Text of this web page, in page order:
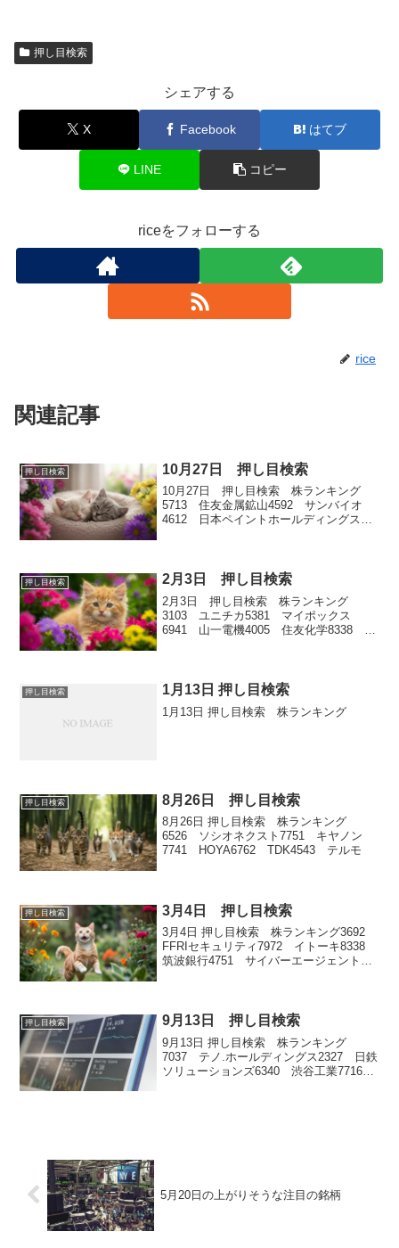
押し目検索
シェアする
X Facebook はてブ
LINE コピー
riceをフォローする
rice
関連記事
押し目検索 10月27日 押し目検索
10月27日 押し目検索 株ランキング
5713 住友金属鉱山4592 サンバイオ
4612 日本ペイントホールディングス
押し目検索 2月3日 押し目検索
2月3日 押し目検索 株ランキング
3103 ユニチカ5381 マイポックス
6941 山一電機4005 住友化学8338 筑
押し目検索 1月13日 押し目検索
1月13日 押し目検索 株ランキング
押し目検索 8月26日 押し目検索
8月26日 押し目検索 株ランキング
6526 ソシオネクスト7751 キヤノン
7741 HOYA6762 TDK4543 テルモ
押し目検索 3月4日 押し目検索
3月4日 押し目検索 株ランキング3692
FFRIセキュリティ7972 イトーキ8338
筑波銀行4751 サイバーエージェント
押し目検索 9月13日 押し目検索
9月13日 押し目検索 株ランキング
7037 テノ.ホールディングス2327 日鉄
ソリューションズ6340 渋谷工業7716
5月20日の上がりそうな注目の銘柄